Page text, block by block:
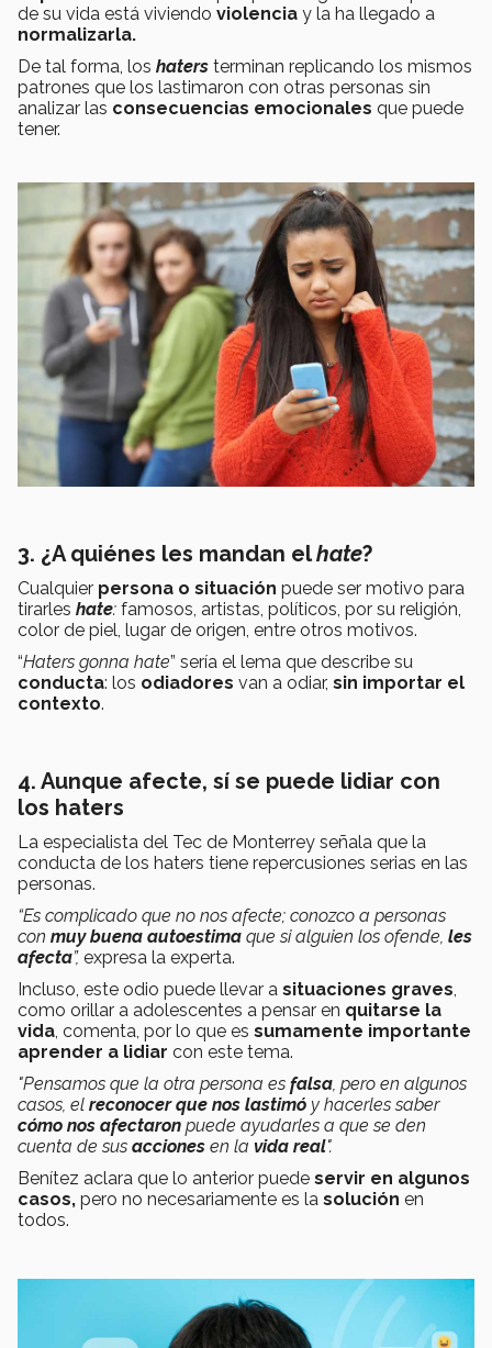
de su vida está viviendo violencia y la ha llegado a
normalizarla.
De tal forma, los haters terminan replicando los mismos
patrones que los lastimaron con otras personas sin
analizar las consecuencias emocionales que puede
tener.
3. ¿A quiénes les mandan elhate?
Cualquier persona o situación puede ser motivo para
tirarles hate: famosos, artistas, políticos, por su religión,
color de piel, lugar de origen, entre otros motivos.
“Haters gonna hate” sería el lema que describe su
conducta: los odiadores van a odiar, sin importar el
contexto.
4. Aunque afecte, sí se puede lidiar con
los haters
La especialista del Tec de Monterrey señala que la
conducta de los haters tiene repercusiones serias en las
personas.
“Es complicado que no nos afecte; conozco a personas
con muy buena autoestima que si alguien los ofende, les
afecta”, expresa la experta.
Incluso, este odio puede llevar a situaciones graves,
como orillar a adolescentes a pensar en quitarse la
vida, comenta, por lo que es sumamente importante
aprender a lidiar con este tema.
"Pensamos que la otra persona es falsa, pero en algunos
casos, el reconocer que nos lastimó y hacerles saber
cómo nos afectaron puede ayudarles a que se den
cuenta de sus acciones en la vida real".
Benítez aclara que lo anterior puede servir en algunos
casos, pero no necesariamente es la solución en
todos.